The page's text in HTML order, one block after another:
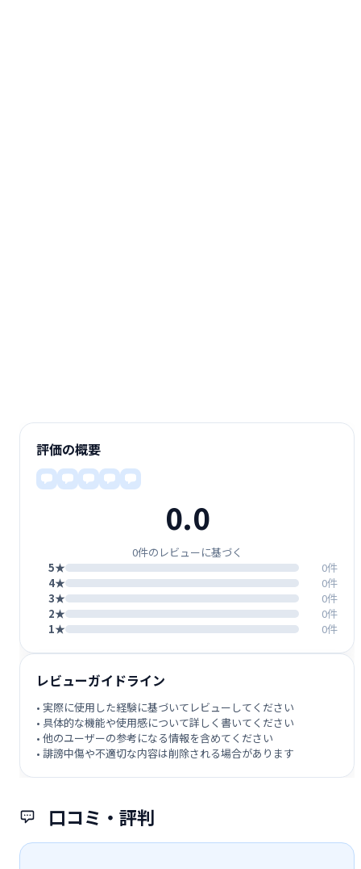
口コミ・評判
評価の概要
0.0
0件のレビューに基づく
5★
0件
4★
0件
3★
0件
2★
0件
1★
0件
レビューガイドライン
• 実際に使用した経験に基づいてレビューしてください
• 具体的な機能や使用感について詳しく書いてください
• 他のユーザーの参考になる情報を含めてください
• 誹謗中傷や不適切な内容は削除される場合があります